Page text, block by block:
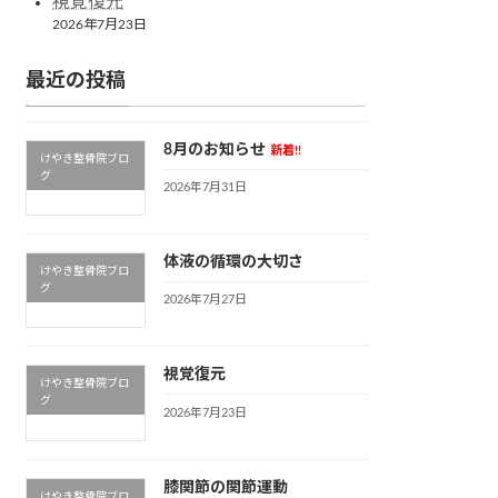
2026年7月23日
最近の投稿
けやき整骨院ブロ
グ
8月のお知らせ 新着!!
2026年7月31日
けやき整骨院ブロ
グ
体液の循環の大切さ
2026年7月27日
けやき整骨院ブロ
グ
視覚復元
2026年7月23日
膝関節の関節運動